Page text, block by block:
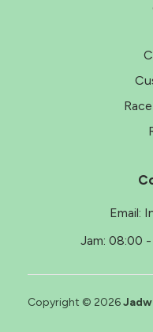
Email:
Jam: 08:00 -
Copyright © 2026